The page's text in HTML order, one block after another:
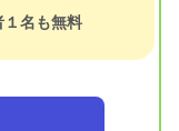
１名も無料